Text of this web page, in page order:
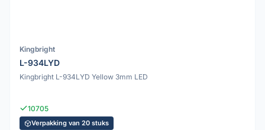
Kingbright
L-934LYD
Kingbright L-934LYD Yellow 3mm LED
10705
Verpakking van 20 stuks